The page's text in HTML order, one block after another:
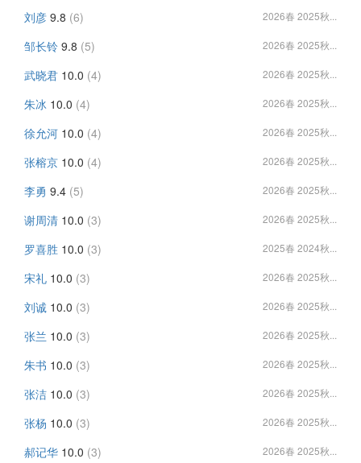
刘彦 9.8 (6) 2026春 2025秋...
邹长铃 9.8 (5) 2026春 2025秋...
武晓君 10.0 (4) 2026春 2025秋...
朱冰 10.0 (4) 2026春 2025秋...
徐允河 10.0 (4) 2026春 2025秋...
张榕京 10.0 (4) 2026春 2025秋...
李勇 9.4 (5) 2026春 2025秋...
谢周清 10.0 (3) 2026春 2025秋...
罗喜胜 10.0 (3) 2025春 2024秋...
宋礼 10.0 (3) 2026春 2025秋...
刘诚 10.0 (3) 2026春 2025秋...
张兰 10.0 (3) 2026春 2025秋...
朱书 10.0 (3) 2026春 2025秋...
张洁 10.0 (3) 2026春 2025秋...
张杨 10.0 (3) 2026春 2025秋...
郝记华 10.0 (3) 2026春 2025秋...